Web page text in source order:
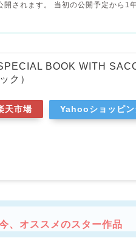
開されます。 当初の公開予定から1
BOOK WITH
ク）
天市場 Yahooショッピ
、オススメのスター作品